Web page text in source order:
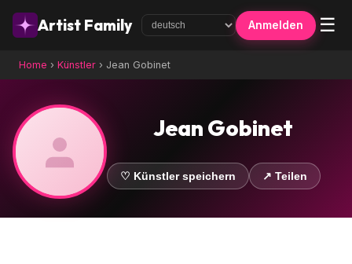
Artist Family Anmelden ☰
Home › Künstler › Jean Gobinet
Jean Gobinet
♡ Künstler speichern ↗ Teilen